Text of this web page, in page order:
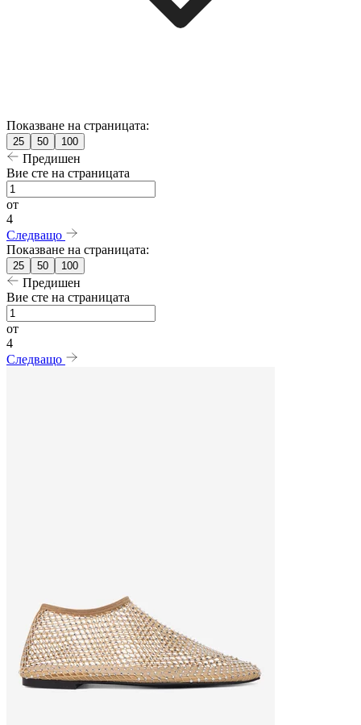
Показване на страницата:
25 50 100
Предишен
Вие сте на страницата
от
4
Следващо
Показване на страницата:
25 50 100
Предишен
Вие сте на страницата
от
4
Следващо